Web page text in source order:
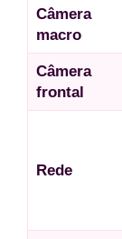
Câmera
macro
Câmera
frontal
Rede